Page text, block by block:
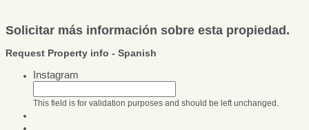
Solicitar más información sobre esta propiedad.
Request Property info - Spanish
Instagram
This field is for validation purposes and should be left unchanged.